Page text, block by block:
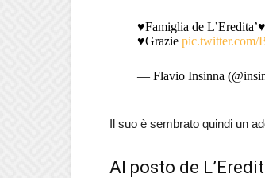
♥️Famiglia de
♥️Grazie
— Flavio Insinna
Il suo è sembrato quindi un
Al posto de